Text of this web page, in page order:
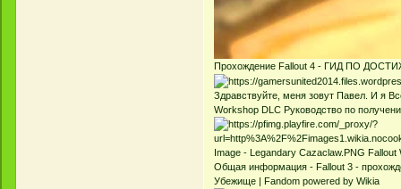
Прохождение Fallout 4 - ГИД ПО
Здравствуйте, меня зовут Павел. И я
Workshop DLC Руководство по
Image - Legandary Cazaclaw.PNG
Общая информация - Fallout 3 -
Убежище | Fandom powered by Wikia